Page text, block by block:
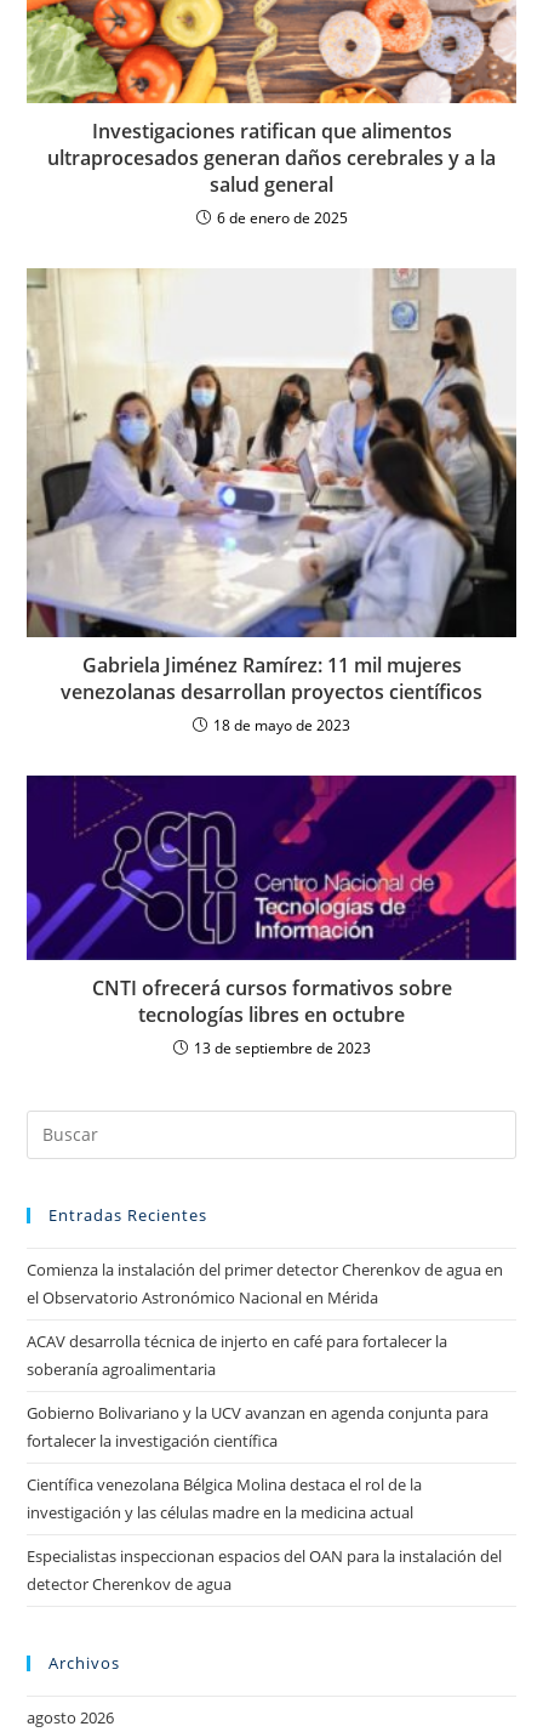
Investigaciones ratifican que alimentos
ultraprocesados generan daños cerebrales y a la
salud general
6 de enero de 2025
Gabriela Jiménez Ramírez: 11 mil mujeres
venezolanas desarrollan proyectos científicos
18 de mayo de 2023
CNTI ofrecerá cursos formativos sobre
tecnologías libres en octubre
13 de septiembre de 2023
Entradas Recientes
Comienza la instalación del primer detector Cherenkov de agua en
el Observatorio Astronómico Nacional en Mérida
ACAV desarrolla técnica de injerto en café para fortalecer la
soberanía agroalimentaria
Gobierno Bolivariano y la UCV avanzan en agenda conjunta para
fortalecer la investigación científica
Científica venezolana Bélgica Molina destaca el rol de la
investigación y las células madre en la medicina actual
Especialistas inspeccionan espacios del OAN para la instalación del
detector Cherenkov de agua
Archivos
agosto 2026